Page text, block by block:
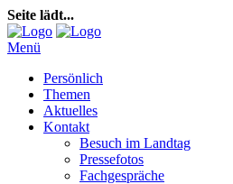
Seite lädt...
Menü
Persönlich
Themen
Aktuelles
Kontakt
Besuch im Landtag
Pressefotos
Fachgespräche